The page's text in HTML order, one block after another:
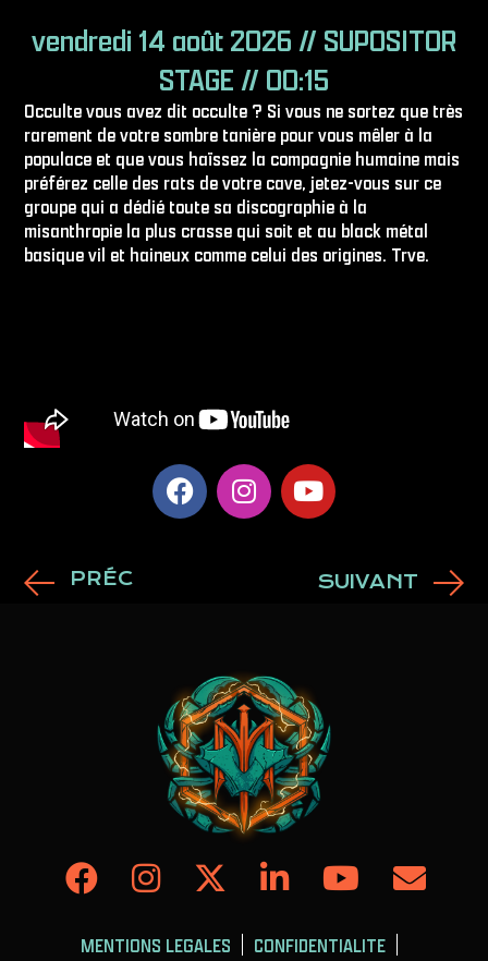
vendredi 14 août 2026 // SUPOSITOR
STAGE // 00:15
Occulte vous avez dit occulte ? Si vous ne sortez que très
rarement de votre sombre tanière pour vous mêler à la
populace et que vous haïssez la compagnie humaine mais
préférez celle des rats de votre cave, jetez-vous sur ce
groupe qui a dédié toute sa discographie à la
misanthropie la plus crasse qui soit et au black métal
basique vil et haineux comme celui des origines. Trve.
PRÉC SUIVANT
MENTIONS LEGALES
CONFIDENTIALITE